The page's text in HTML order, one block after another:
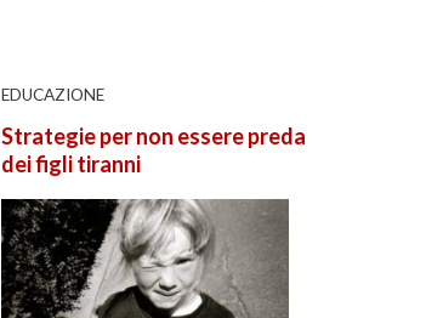
EDUCAZIONE
Strategie per non essere preda
dei figli tiranni